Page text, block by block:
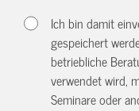
Ich bin damit
gespeichert
betriebliche
verwendet wird,
Seminare oder